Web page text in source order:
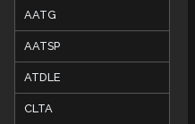
AATG
AATSP
ATDLE
CLTA